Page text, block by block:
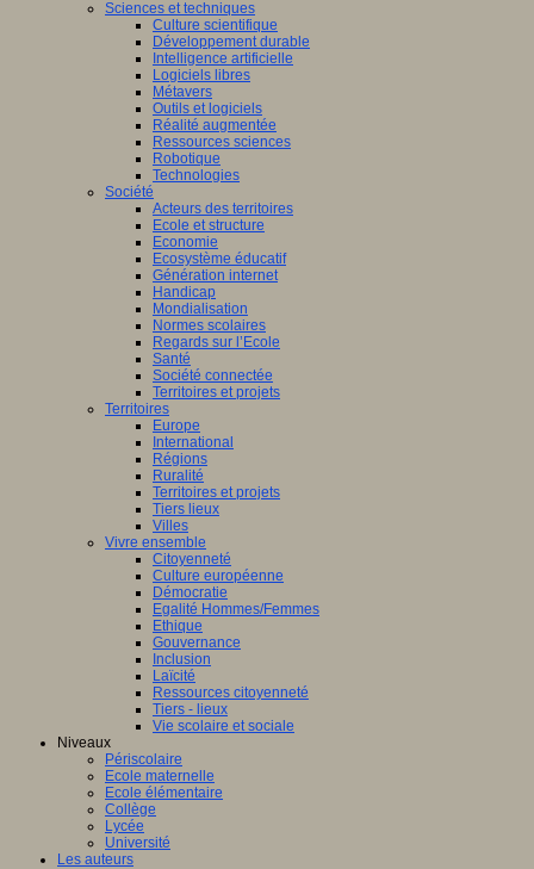
Sciences et techniques
Culture scientifique
Développement durable
Intelligence artificielle
Logiciels libres
Métavers
Outils et logiciels
Réalité augmentée
Ressources sciences
Robotique
Technologies
Société
Acteurs des territoires
Ecole et structure
Economie
Ecosystème éducatif
Génération internet
Handicap
Mondialisation
Normes scolaires
Regards sur l’Ecole
Santé
Société connectée
Territoires et projets
Territoires
Europe
International
Régions
Ruralité
Territoires et projets
Tiers lieux
Villes
Vivre ensemble
Citoyenneté
Culture européenne
Démocratie
Egalité Hommes/Femmes
Ethique
Gouvernance
Inclusion
Laïcité
Ressources citoyenneté
Tiers - lieux
Vie scolaire et sociale
Niveaux
Périscolaire
Ecole maternelle
Ecole élémentaire
Collège
Lycée
Université
Les auteurs